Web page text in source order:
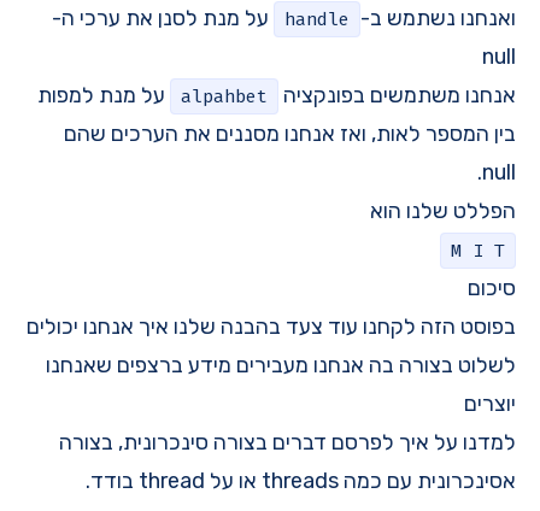
ואנחנו נשתמש ב- handle
על מנת לסנן את ערכי ה-
null
אנחנו משתמשים בפונקציה
alpahbet
על מנת למפות
בין המספר לאות, ואז אנחנו מסננים את הערכים שהם
null.
הפללט שלנו הוא
M I T
סיכום
בפוסט הזה לקחנו עוד צעד בהבנה שלנו איך אנחנו יכולים
לשלוט בצורה בה אנחנו מעבירים מידע ברצפים שאנחנו
יוצרים
למדנו על איך לפרסם דברים בצורה סינכרונית, בצורה
אסינכרונית עם כמה threads או על thread בודד.